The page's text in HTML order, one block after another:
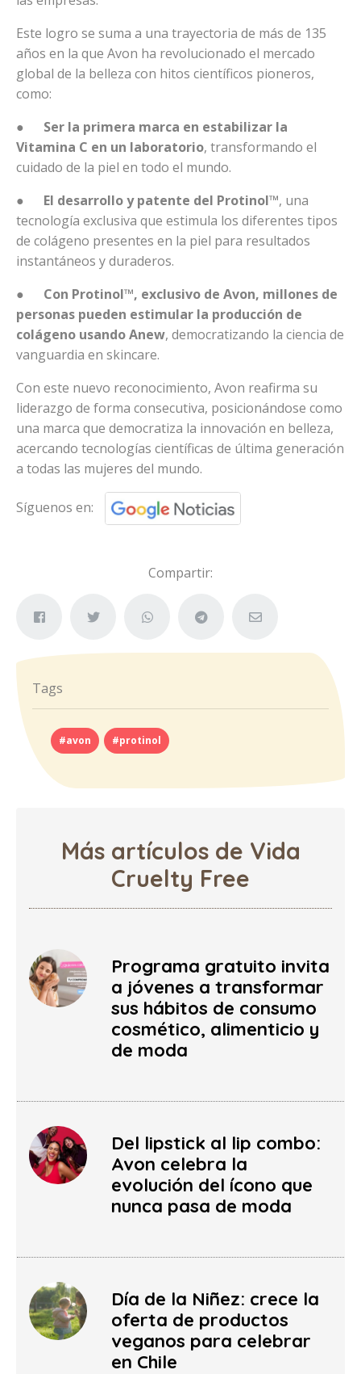
Este logro se suma a una trayectoria de más de 135
años en la que Avon ha revolucionado el mercado
global de la belleza con hitos científicos pioneros,
como:
● Ser la primera marca en estabilizar la
Vitamina C en un laboratorio, transformando el
cuidado de la piel en todo el mundo.
● El desarrollo y patente del Protinol™, una
tecnología exclusiva que estimula los diferentes tipos
de colágeno presentes en la piel para resultados
instantáneos y duraderos.
● Con Protinol™, exclusivo de Avon, millones de
personas pueden estimular la producción de
colágeno usando Anew, democratizando la ciencia de
vanguardia en skincare.
Con este nuevo reconocimiento, Avon reafirma su
liderazgo de forma consecutiva, posicionándose como
una marca que democratiza la innovación en belleza,
acercando tecnologías científicas de última generación
a todas las mujeres del mundo.
Síguenos en:
Compartir:
Tags
#avon #protinol
Más artículos de Vida
Cruelty Free
Programa gratuito invita
a jóvenes a transformar
sus hábitos de consumo
cosmético, alimenticio y
de moda
Del lipstick al lip combo:
Avon celebra la
evolución del ícono que
nunca pasa de moda
Día de la Niñez: crece la
oferta de productos
veganos para celebrar
en Chile